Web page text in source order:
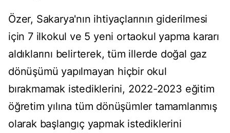
Özer, Sakarya'nın ihtiyaçlarının giderilmesi
için 7 ilkokul ve 5 yeni ortaokul yapma kararı
aldıklarını belirterek, tüm illerde doğal gaz
dönüşümü yapılmayan hiçbir okul
bırakmamak istediklerini, 2022-2023 eğitim
öğretim yılına tüm dönüşümler tamamlanmış
olarak başlangıç yapmak istediklerini